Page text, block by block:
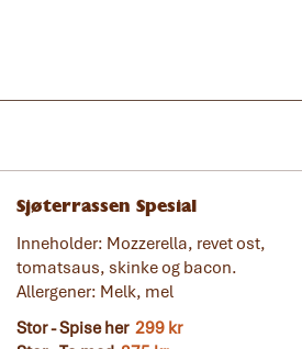
Sjøterrassen Spesial
Inneholder: Mozzerella, revet ost,
tomatsaus, skinke og bacon.
Allergener: Melk, mel
Stor - Spise her 299 kr